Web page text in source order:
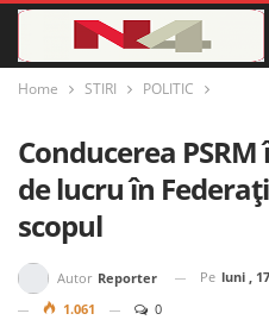
Home STIRI POLITIC
Conducerea
de lucru în
scopul
Autor Reporter Pe luni ,
1.061
0